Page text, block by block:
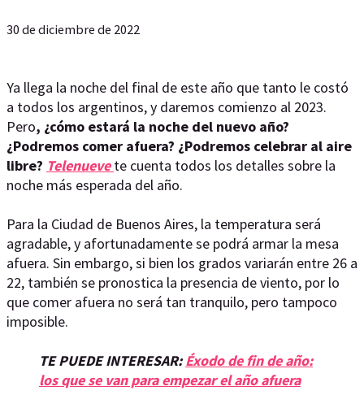
30 de diciembre de 2022
Ya llega la noche del final de este año que tanto le costó
a todos los argentinos, y daremos comienzo al 2023.
Pero, ¿cómo estará la noche del nuevo año?
¿Podremos comer afuera? ¿Podremos celebrar al aire
libre? Telenuevete cuenta todos los detalles sobre la
noche más esperada del año.
Para la Ciudad de Buenos Aires, la temperatura será
agradable, y afortunadamente se podrá armar la mesa
afuera. Sin embargo, si bien los grados variarán entre 26 a
22, también se pronostica la presencia de viento, por lo
que comer afuera no será tan tranquilo, pero tampoco
imposible.
TE PUEDE INTERESAR:Éxodo de fin de año:
los que se van para empezar el año afuera